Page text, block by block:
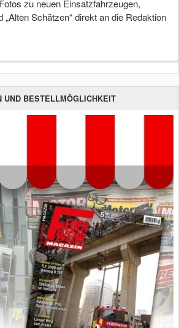
zu neuen Einsatzfahrzeugen,
„Alten Schätzen“ direkt an die Redaktion
UND BESTELLMÖGLICHKEIT